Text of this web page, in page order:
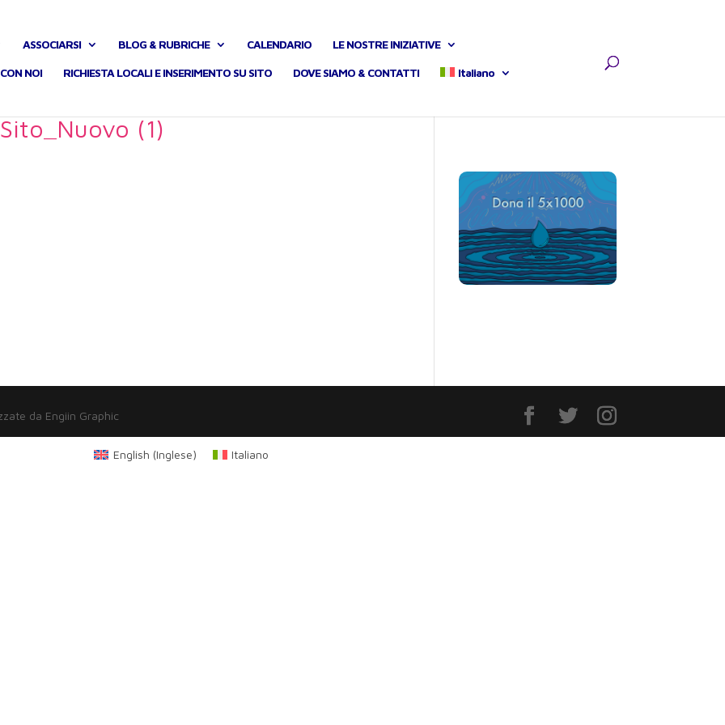
ASSOCIARSI BLOG & RUBRICHE CALENDARIO LE NOSTRE INIZIATIVE
NOI RICHIESTA LOCALI E INSERIMENTO SU SITO DOVE SIAMO & CONTATTI Italiano
(1)
da Engiin Graphic
English (Inglese) Italiano